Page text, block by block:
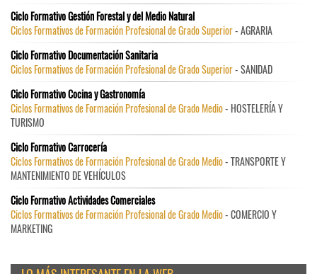
Ciclo Formativo Gestión Forestal y del Medio Natural
Ciclos Formativos de Formación Profesional de Grado Superior- AGRARIA
Ciclo Formativo Documentación Sanitaria
Ciclos Formativos de Formación Profesional de Grado Superior- SANIDAD
Ciclo Formativo Cocina y Gastronomía
Ciclos Formativos de Formación Profesional de Grado Medio- HOSTELERÍA Y
TURISMO
Ciclo Formativo Carrocería
Ciclos Formativos de Formación Profesional de Grado Medio- TRANSPORTE Y
MANTENIMIENTO DE VEHÍCULOS
Ciclo Formativo Actividades Comerciales
Ciclos Formativos de Formación Profesional de Grado Medio- COMERCIO Y
MARKETING